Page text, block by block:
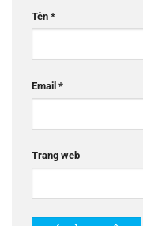
Tên *
Email *
Trang web